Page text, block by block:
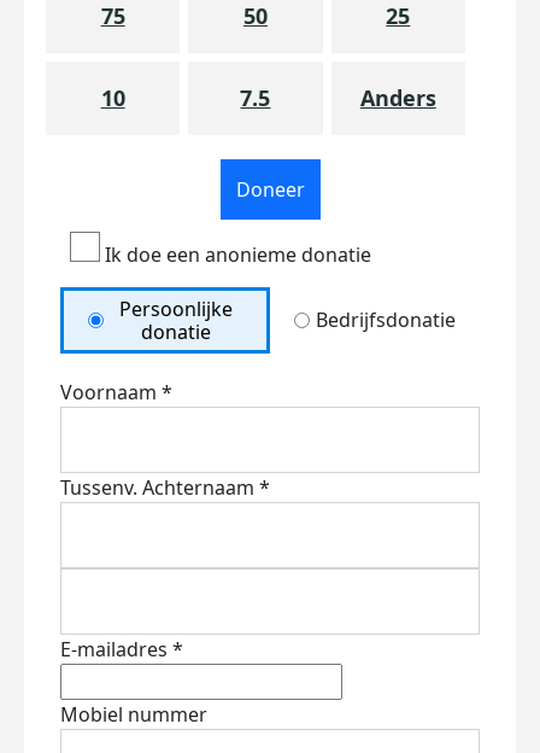
75 50 25
10 7.5 Anders
Doneer
Ik doe een anonieme donatie
Persoonlijke
donatie
Bedrijfsdonatie
Voornaam *
Tussenv. Achternaam *
E-mailadres *
Mobiel nummer